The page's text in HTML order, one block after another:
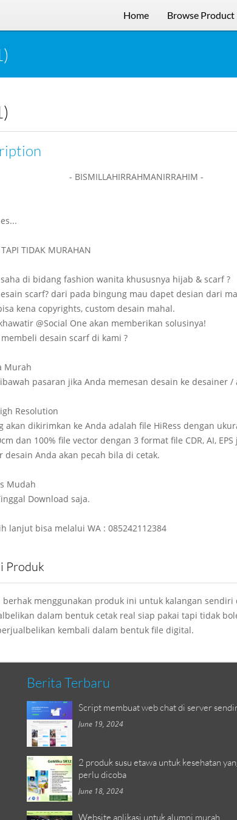
Home Browse Product
- BISMILLAHIRRAHMANIRRAHIM -
TIDAK MURAHAN
di bidang fashion wanita khususnya hijab & scarf ?
scarf? dari pada bingung mau dapet desian dari
kena copyrights, custom desain mahal.
@Social One akan memberikan solusinya!
desain scarf di kami ?
Murah
pasaran jika Anda memesan desain ke desainer /
Resolution
akan dikirimkan ke Anda adalah file HiRess dengan
dan 100% file vector dengan 3 format file CDR, AI,
desain Anda akan pecah bila di cetak.
Mudah
Download saja.
lanjut bisa melalui WA : 085242112384
Produk
berhak menggunakan produk ini untuk kalangan sendiri
dalam bentuk cetak real siap pakai tapi tidak
kembali dalam bentuk file digital.
Berita Terbaru
Script membuat web chat di server
June 19, 2024
2 produk susu etawa untuk kesehatan
perlu dicoba
June 18, 2024
Website aplikasi untuk alumni murah,